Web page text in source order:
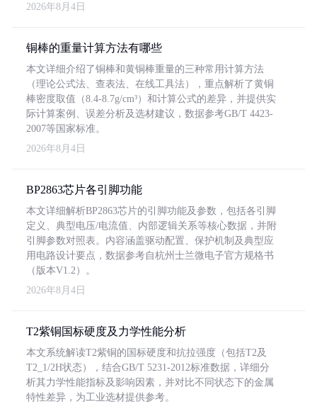
2026年8月4日
铜棒的重量计算方法有哪些
本文详细介绍了铜棒和黄铜棒重量的三种常用计算方法
（理论公式法、查表法、在线工具法），重点解析了黄铜
棒密度取值（8.4-8.7g/cm³）和计算公式的差异，并提供实
际计算案例、误差分析及选材建议，数据参考GB/T 4423-
2007等国家标准。
2026年8月4日
BP2863芯片各引脚功能
本文详细解析BP2863芯片的引脚功能及参数，包括各引脚
定义、典型电压/电流值、内部逻辑关系等核心数据，并附
引脚参数对照表。内容涵盖驱动配置、保护机制及典型应
用电路设计要点，数据参考自杭州士兰微电子官方规格书
（版本V1.2）。
2026年8月4日
T2紫铜国标硬度及力学性能分析
本文系统解读T2紫铜的国标硬度和抗拉强度（包括T2及
T2_1/2H状态），结合GB/T 5231-2012标准数据，详细分
析其力学性能指标及影响因素，并对比不同状态下的金属
特性差异，为工业选材提供参考。